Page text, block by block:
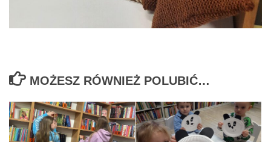
MOŻESZ RÓWNIEŻ POLUBIĆ…